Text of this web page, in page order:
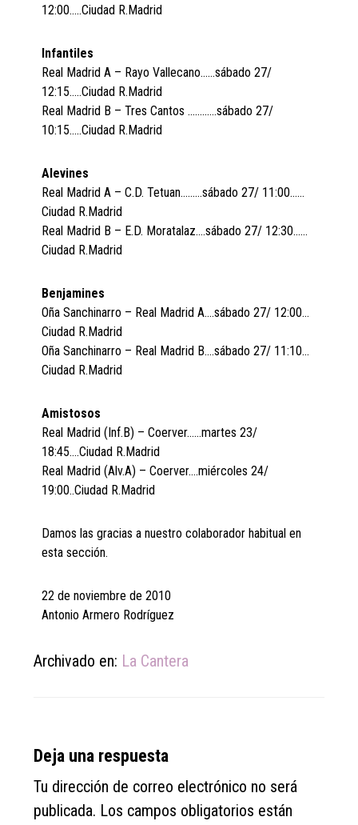
12:00…..Ciudad R.Madrid
Infantiles
Real Madrid A – Rayo Vallecano……sábado 27/
12:15…..Ciudad R.Madrid
Real Madrid B – Tres Cantos …………sábado 27/
10:15…..Ciudad R.Madrid
Alevines
Real Madrid A – C.D. Tetuan………sábado 27/ 11:00……
Ciudad R.Madrid
Real Madrid B – E.D. Moratalaz….sábado 27/ 12:30……
Ciudad R.Madrid
Benjamines
Oña Sanchinarro – Real Madrid A….sábado 27/ 12:00…
Ciudad R.Madrid
Oña Sanchinarro – Real Madrid B….sábado 27/ 11:10…
Ciudad R.Madrid
Amistosos
Real Madrid (Inf.B) – Coerver……martes 23/
18:45….Ciudad R.Madrid
Real Madrid (Alv.A) – Coerver….miércoles 24/
19:00..Ciudad R.Madrid
Damos las gracias a nuestro colaborador habitual en
esta sección.
22 de noviembre de 2010
Antonio Armero Rodríguez
Archivado en: La Cantera
Reader
Interactions
Deja una respuesta
Tu dirección de correo electrónico no será
publicada. Los campos obligatorios están